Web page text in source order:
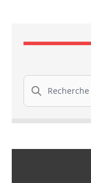
Recherche